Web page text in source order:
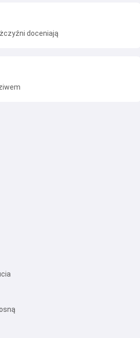
doceniają